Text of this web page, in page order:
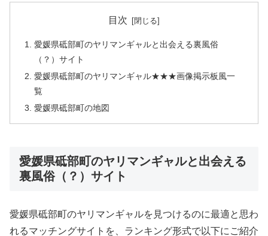
目次
愛媛県砥部町のヤリマンギャルと出会える裏風俗
（？）サイト
愛媛県砥部町のヤリマンギャル★★★画像掲示板風一
覧
愛媛県砥部町の地図
愛媛県砥部町のヤリマンギャルと出会える
裏風俗（？）サイト
愛媛県砥部町のヤリマンギャルを見つけるのに最適と思わ
れるマッチングサイトを、ランキング形式で以下にご紹介